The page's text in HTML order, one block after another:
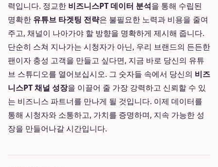
력입니다. 정교한 비즈니스PT 데이터 분석을 통해 수립된
명확한 유튜브 타겟팅 전략은 불필요한 노력과 비용을 줄여
주고, 채널이 나아가야 할 방향을 명확하게 제시해 줍니다.
단순히 스쳐 지나가는 시청자가 아닌, 우리 브랜드의 든든한
팬이자 충성 고객을 만들고 싶다면, 지금 바로 당신의 유튜
브 스튜디오를 열어보십시오. 그 숫자들 속에서 당신의 비즈
니스PT 채널 성장을 이끌어 줄 가장 강력하고 신뢰할 수 있
는 비즈니스 파트너를 만나게 될 것입니다. 이제 데이터를
통해 시청자와 소통하고, 가치를 증명하며, 지속 가능한 성
장을 만들어나갈 시간입니다.